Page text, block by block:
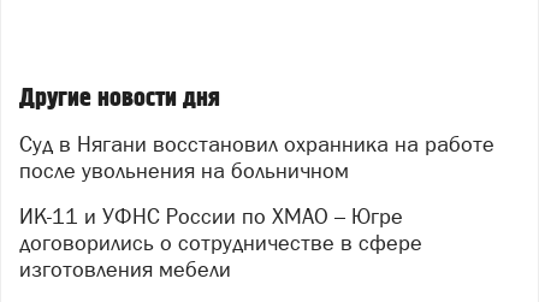
Другие новости дня
Суд в Нягани восстановил охранника на работе
после увольнения на больничном
ИК-11 и УФНС России по ХМАО – Югре
договорились о сотрудничестве в сфере
изготовления мебели